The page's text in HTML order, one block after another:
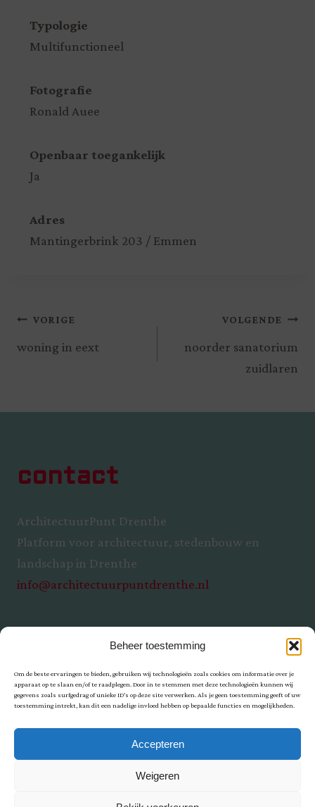
Beheer toestemming
Om de beste ervaringen te bieden, gebruiken wij technologieën zoals cookies om informatie over je
apparaat op te slaan en/of te raadplegen. Door in te stemmen met deze technologieën kunnen wij
gegevens zoals surfgedrag of unieke ID's op deze site verwerken. Als je geen toestemming geeft of uw
toestemming intrekt, kan dit een nadelige invloed hebben op bepaalde functies en mogelijkheden.
Accepteren
Weigeren
Typologie
Multifunctioneel
Fotografie
Ronald Auee
Openbaar toegankelijk
Ja
Adres
Mantingerbrink 203 / Emmen
VORIGE
woning in eext
VOLGENDE
noorder sanatorium
zuidlaren
contact
ArchitectuurPunt Drenthe
Platform voor architectuur, stedenbouw en
landschap in Drenthe
info@architectuurpuntdrenthe.nl